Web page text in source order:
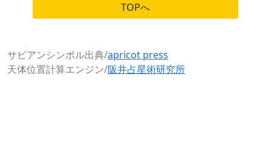
TOPへ
サビアンシンボル出典/apricot press
天体位置計算エンジン/阪井占星術研究所